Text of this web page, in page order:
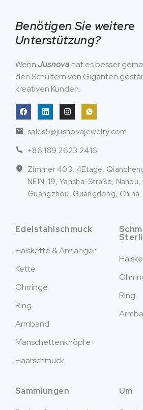
Benötigen Sie weitere
Unterstützung?
WennJusnova hat es besser
den Schultern von Giganten
kreativen Kunden.
sales5@jusnovajewelry.com
+86 189 2623 2416
Zimmer 403, 4Etage,
NEIN. 19, Yansha-Straße,
Guangzhou, Guangdong, China
Edelstahlschmuck
Halskette & Anhänger
Kette
Ohrringe
Ring
Armband
Manschettenknöpfe
Haarschmuck
Ring
Sammlungen
Um